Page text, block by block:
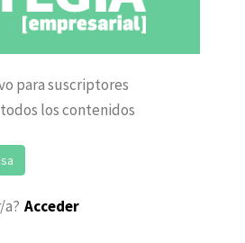
para suscriptores
los contenidos
a? Acceder